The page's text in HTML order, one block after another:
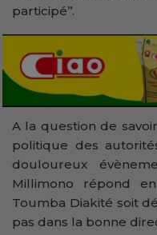
participé’’.
A la question de
politique des
douloureux
Millimono répond
Toumba Diakité soit
pas dans la bonne